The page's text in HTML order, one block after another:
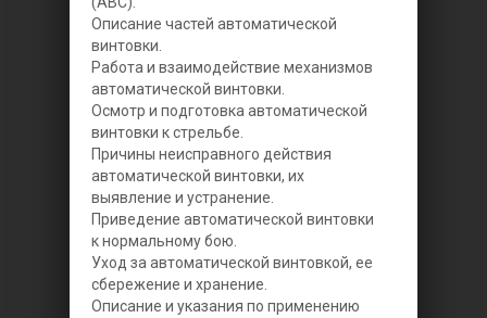
Описание частей автоматической
винтовки.
Работа и взаимодействие механизмов
автоматической винтовки.
Осмотр и подготовка автоматической
винтовки к стрельбе.
Причины неисправного действия
автоматической винтовки, их
выявление и устранение.
Приведение автоматической винтовки
к нормальному бою.
Уход за автоматической винтовкой, ее
сбережение и хранение.
Описание и указания по применению